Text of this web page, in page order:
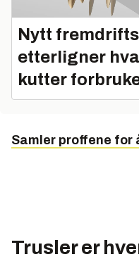
Nytt
etterligner
kutter
Samler proffene for
Trusler er